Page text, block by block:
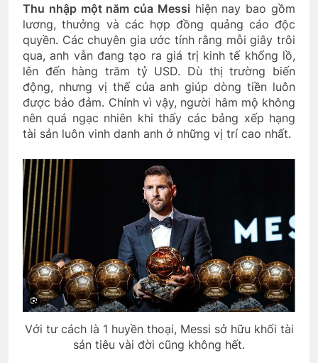
Thu nhập một năm của Messihiện nay bao gồm
lương, thưởng và các hợp đồng quảng cáo độc
quyền. Các chuyên gia ước tính rằng mỗi giây trôi
qua, anh vẫn đang tạo ra giá trị kinh tế khổng lồ,
lên đến hàng trăm tỷ USD. Dù thị trường biến
động, nhưng vị thế của anh giúp dòng tiền luôn
được bảo đảm. Chính vì vậy, người hâm mộ không
nên quá ngạc nhiên khi thấy các bảng xếp hạng
tài sản luôn vinh danh anh ở những vị trí cao nhất.
Với tư cách là 1 huyền thoại, Messi sở hữu khối tài
sản tiêu vài đời cũng không hết.